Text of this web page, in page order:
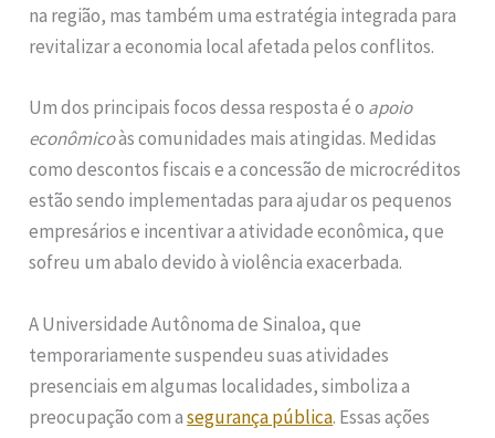
na região, mas também uma estratégia integrada para
revitalizar a economia local afetada pelos conflitos.
Um dos principais focos dessa resposta é o apoio
econômicoàs comunidades mais atingidas. Medidas
como descontos fiscais e a concessão de microcréditos
estão sendo implementadas para ajudar os pequenos
empresários e incentivar a atividade econômica, que
sofreu um abalo devido à violência exacerbada.
A Universidade Autônoma de Sinaloa, que
temporariamente suspendeu suas atividades
presenciais em algumas localidades, simboliza a
preocupação com asegurança pública. Essas ações